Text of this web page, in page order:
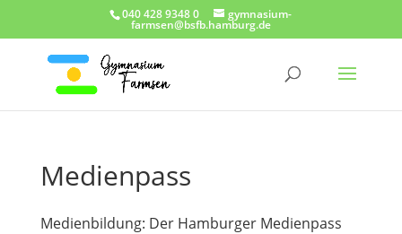
040 428 9348 0 gymnasium-
farmsen@bsfb.hamburg.de
Medienpass
Medienbildung: Der Hamburger Medienpass